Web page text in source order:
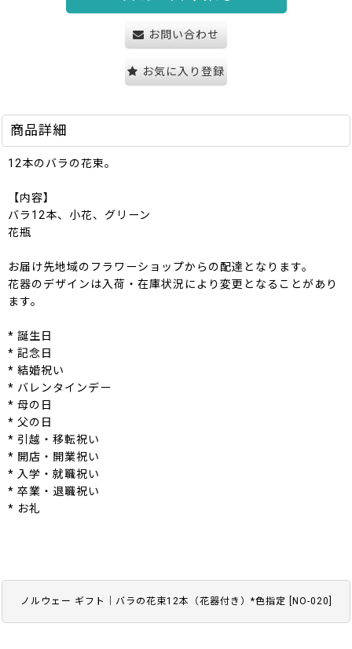
ノルウェー ギフト｜バラの花束12本（花器付き）*色指定 NO-020
お問い合わせ
お気に入り登録
商品詳細
12本のバラの花束。
【内容】
バラ12本、小花、グリーン
花瓶
お届け先地域のフラワーショップからの配達となります。
花器のデザインは入荷・在庫状況により変更となることがあり
ます。
* 誕生日
* 記念日
* 結婚祝い
* バレンタインデー
* 母の日
* 父の日
* 引越・移転祝い
* 開店・開業祝い
* 入学・就職祝い
* 卒業・退職祝い
* お礼